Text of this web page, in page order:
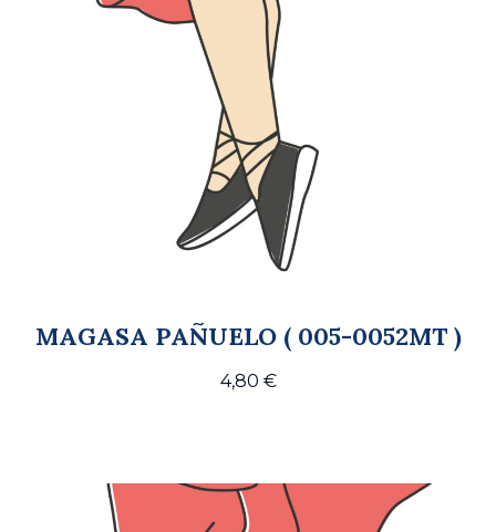
MAGASA PAÑUELO ( 005-0052MT )
4,80 €